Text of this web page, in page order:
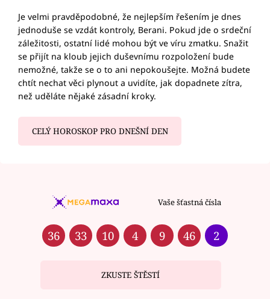
Je velmi pravděpodobné, že nejlepším řešením je dnes
jednoduše se vzdát kontroly, Berani. Pokud jde o srdeční
záležitosti, ostatní lidé mohou být ve víru zmatku. Snažit
se přijít na kloub jejich duševnímu rozpoložení bude
nemožné, takže se o to ani nepokoušejte. Možná budete
chtít nechat věci plynout a uvidíte, jak dopadnete zítra,
než uděláte nějaké zásadní kroky.
CELÝ HOROSKOP PRO DNEŠNÍ DEN
Vaše šťastná čísla
36 33 10 4 9 46 2
ZKUSTE ŠTĚSTÍ